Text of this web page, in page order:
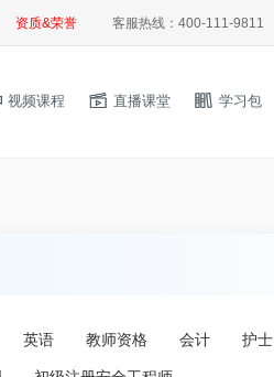
资质&荣誉 客服热线：400-111-9811
视频课程 直播课堂 学习包
英语 教师资格 会计 护士